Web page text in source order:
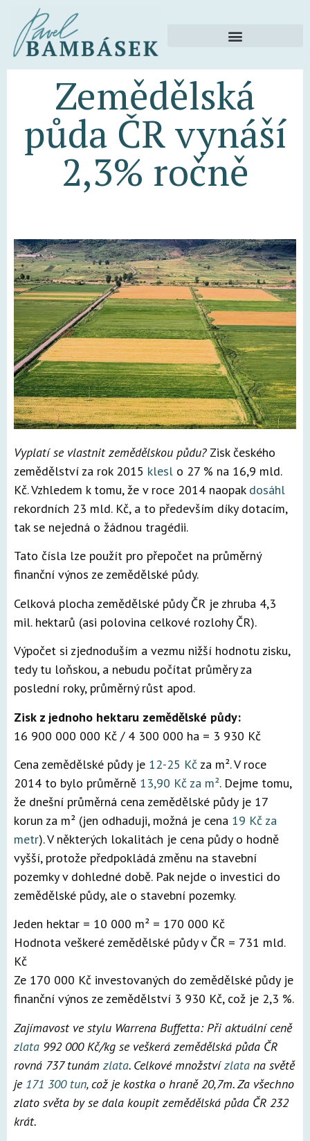
Zemědělská
půda ČR vynáší
2,3% ročně
Vyplatí se vlastnit zemědělskou půdu?Zisk českého
zemědělství za rok 2015 klesl o 27 % na 16,9 mld.
Kč. Vzhledem k tomu, že v roce 2014 naopak dosáhl
rekordních 23 mld. Kč, a to především díky dotacím,
tak se nejedná o žádnou tragédii.
Tato čísla lze použít pro přepočet na průměrný
finanční výnos ze zemědělské půdy.
Celková plocha zemědělské půdy ČR je zhruba 4,3
mil. hektarů (asi polovina celkové rozlohy ČR).
Výpočet si zjednoduším a vezmu nižší hodnotu zisku,
tedy tu loňskou, a nebudu počítat průměry za
poslední roky, průměrný růst apod.
Zisk z jednoho hektaru zemědělské půdy:
16 900 000 000 Kč / 4 300 000 ha = 3 930 Kč
Cena zemědělské půdy je 12-25 Kč za m². V roce
2014 to bylo průměrně 13,90 Kč za m². Dejme tomu,
že dnešní průměrná cena zemědělské půdy je 17
korun za m² (jen odhaduji, možná je cena 19 Kč za
metr). V některých lokalitách je cena půdy o hodně
vyšší, protože předpokládá změnu na stavební
pozemky v dohledné době. Pak nejde o investici do
zemědělské půdy, ale o stavební pozemky.
Jeden hektar = 10 000 m² = 170 000 Kč
Hodnota veškeré zemědělské půdy v ČR = 731 mld.
Kč
Ze 170 000 Kč investovaných do zemědělské půdy je
finanční výnos ze zemědělství 3 930 Kč, což je 2,3 %.
Zajímavost ve stylu Warrena Buffetta: Při aktuální ceně
zlata 992 000 Kč/kg se veškerá zemědělská půda ČR
rovná 737 tunám zlata. Celkové množstvízlata na světě
je 171 300 tun, což je kostka o hraně 20,7m. Za všechno
zlato světa by se dala koupit zemědělská půda ČR 232
krát.